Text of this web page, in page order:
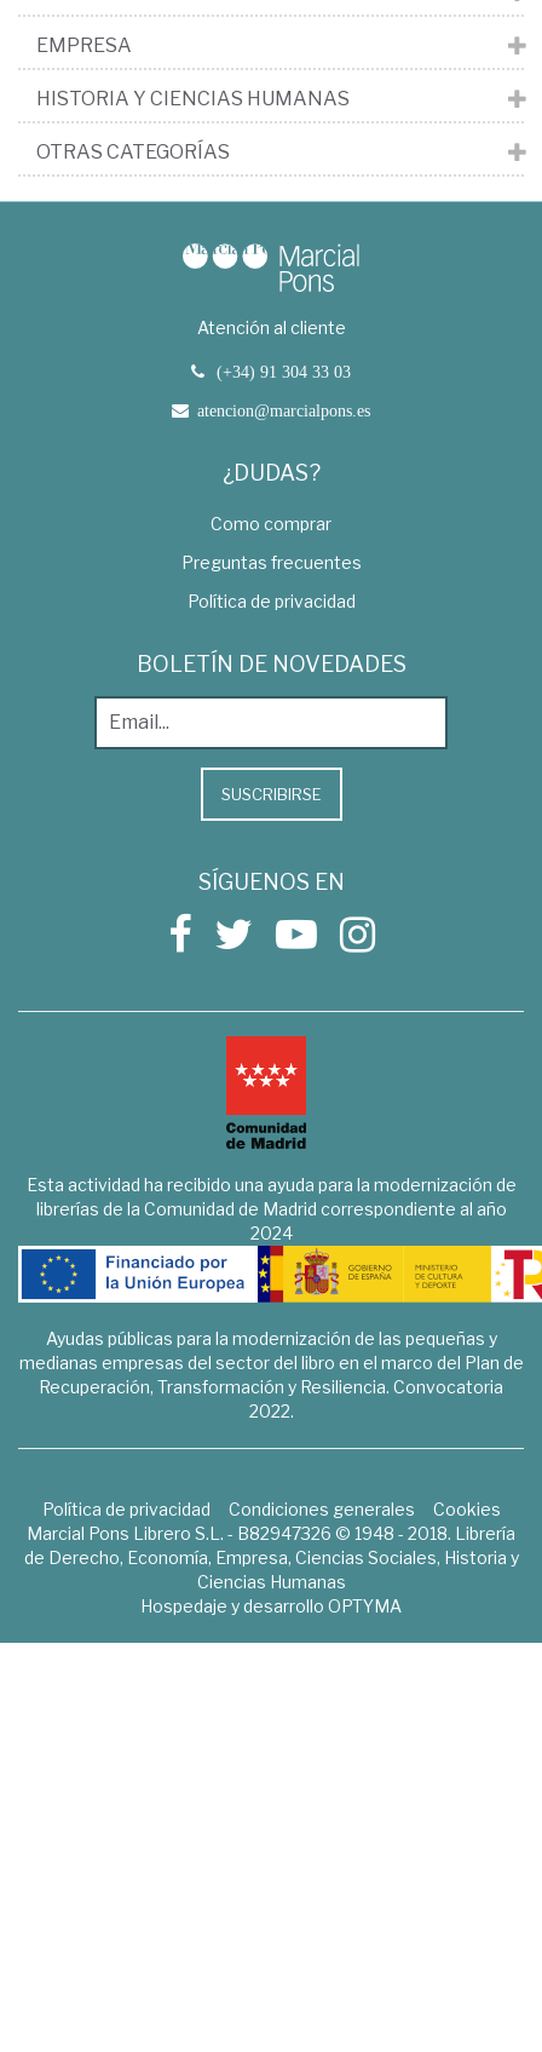
EMPRESA
HISTORIA Y CIENCIAS HUMANAS
OTRAS CATEGORÍAS
Atención al cliente
(+34) 91 304 33 03
atencion@marcialpons.es
¿DUDAS?
Como comprar
Preguntas frecuentes
Política de privacidad
BOLETÍN DE NOVEDADES
SUSCRIBIRSE
SÍGUENOS EN
Esta actividad ha recibido una ayuda para la modernización de
librerías de la Comunidad de Madrid correspondiente al año
2024
Ayudas públicas para la modernización de las pequeñas y
medianas empresas del sector del libro en el marco del Plan de
Recuperación, Transformación y Resiliencia. Convocatoria
2022.
Política de privacidad Condiciones generales
Cookies
Marcial Pons Librero S.L. - B82947326 © 1948 - 2018. Librería
de Derecho, Economía, Empresa, Ciencias Sociales, Historia y
Ciencias Humanas
Hospedaje y desarrollo OPTYMA